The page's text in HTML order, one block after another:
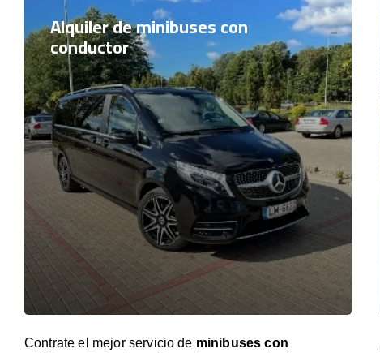
Alquiler de minibuses con
conductor
Contrate el mejor servicio de minibuses con